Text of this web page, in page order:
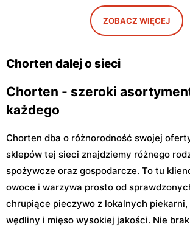
Warszawa, ul. Gwiaździsta
Warszawa,
Warszawa, ul. Władysława
Tatarkiewicza 10a
ZOBACZ WIĘCEJ
Chorten dalej o sieci
Chorten - szeroki
każdego
Chorten dba o różnorodność swojej
sklepów tej sieci znajdziemy różnego
spożywcze oraz gospodarcze. To tu
owoce i warzywa prosto od
chrupiące pieczywo z lokalnych
wędliny i mięso wysokiej jakości. Nie